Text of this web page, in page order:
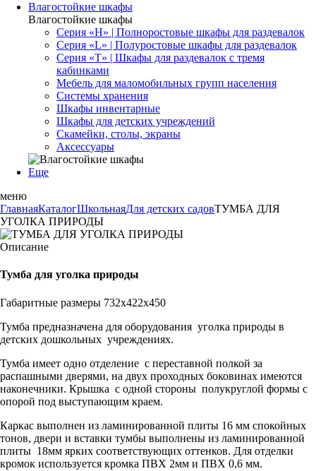
Влагостойкие шкафы
Влагостойкие шкафы
Серия «H» | Полноростовые шкафы для раздевалок
Серия «L» | Полуростовые шкафы для раздевалок
Серия «T» | Шкафы для раздевалок с тремя
кабинками
Мебель для маломобильных групп населения
Системы хранения
Шкафы инвентарные
Шкафы для детских учреждений
Скамейки, столы, экраны
Аксессуары
Еще
меню
ГлавнаяКаталогШкольнаяДля детских садовТУМБА ДЛЯ
УГОЛКА ПРИРОДЫ
Описание
Тумба для уголка природы
Габаритные размеры 732х422х450
Тумба предназначена для оборудования уголка природы в
детских дошкольных учреждениях.
Тумба имеет одно отделение с переставной полкой за
распашными дверями, на двух проходных боковинах имеются
наконечники. Крышка с одной стороны полукруглой формы с
опорой под выступающим краем.
Каркас выполнен из ламинированной плиты 16 мм спокойных
тонов, двери и вставки тумбы выполнены из ламинированной
плиты 18мм ярких соответствующих оттенков. Для отделки
кромок используется кромка ПВХ 2мм и ПВХ 0,6 мм.